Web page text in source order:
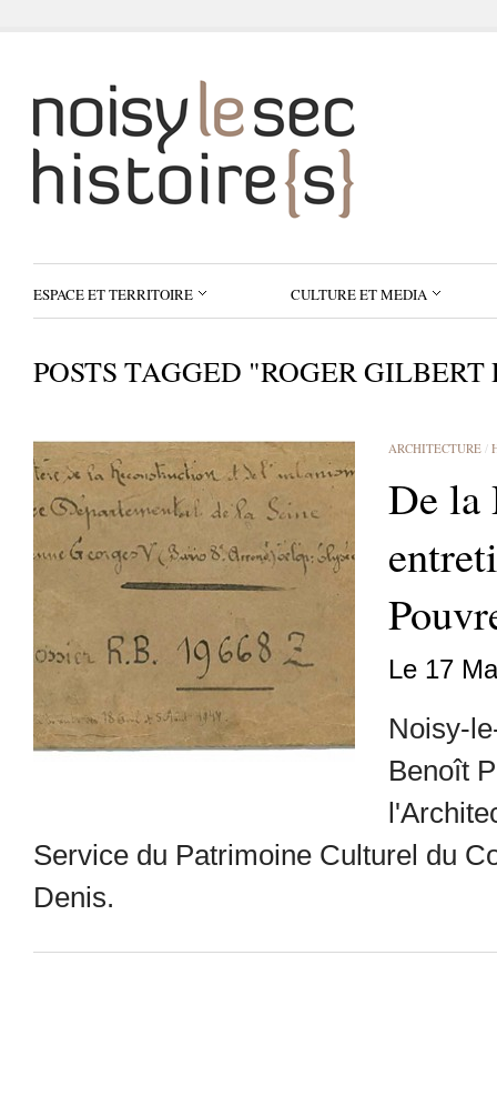
ESPACE ET TERRITOIRE CULTURE ET MEDIA
POSTS TAGGED "ROGER
ARCHITECTURE /
De la
Le 17
Noisy-
Benoît
Service du Patrimoine Culturel du
Denis.